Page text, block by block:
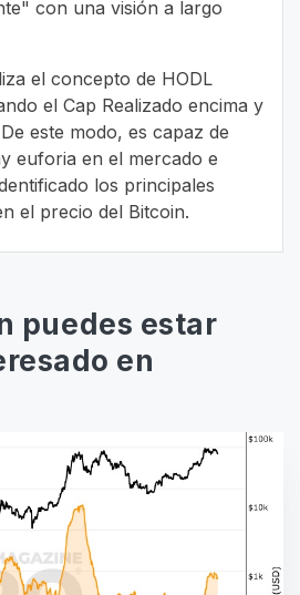
con una visión a largo
el concepto de HODL
el Cap Realizado encima y
este modo, es capaz de
euforia en el mercado e
los principales
el precio del Bitcoin.
puedes estar
en